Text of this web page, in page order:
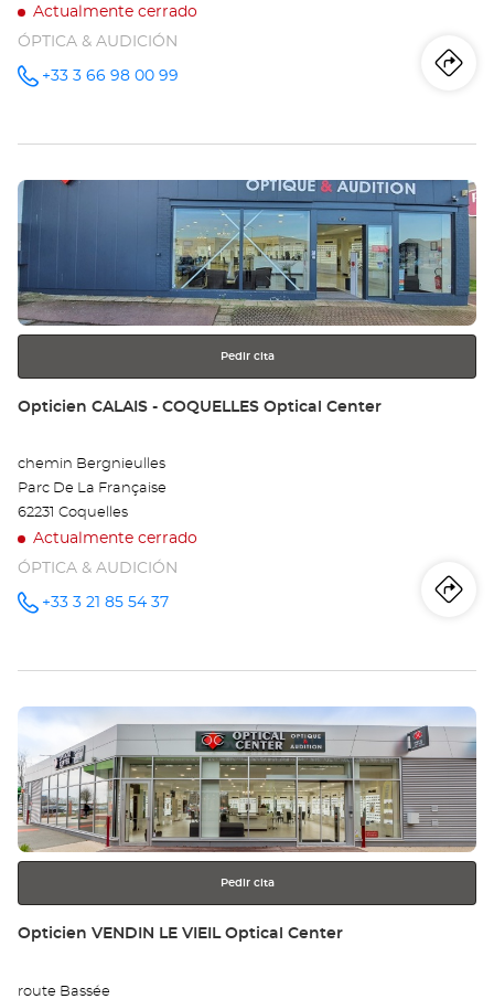
Actualmente cerrado
ÓPTICA & AUDICIÓN
número
+33 3 66 98 00 99
a
Pulse
ENTER
para
obtener
más
información
Pedir cita
Tienda:
Opticien CALAIS - COQUELLES Optical Center
chemin Bergnieulles
Parc De La Française
62231 Coquelles
Actualmente cerrado
ÓPTICA & AUDICIÓN
número
+33 3 21 85 54 37
a
-
Pulse
ENTER
para
obtener
más
información
Pedir cita
Tienda:
Opticien VENDIN LE VIEIL Optical Center
route Bassée